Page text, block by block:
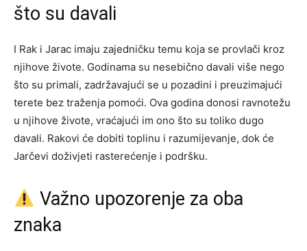
što su davali
I Rak i Jarac imaju zajedničku temu koja se provlači kroz
njihove živote. Godinama su nesebično davali više nego
što su primali, zadržavajući se u pozadini i preuzimajući
terete bez traženja pomoći. Ova godina donosi ravnotežu
u njihove živote, vraćajući im ono što su toliko dugo
davali. Rakovi će dobiti toplinu i razumijevanje, dok će
Jarčevi doživjeti rasterećenje i podršku.
Važno upozorenje za oba
znaka